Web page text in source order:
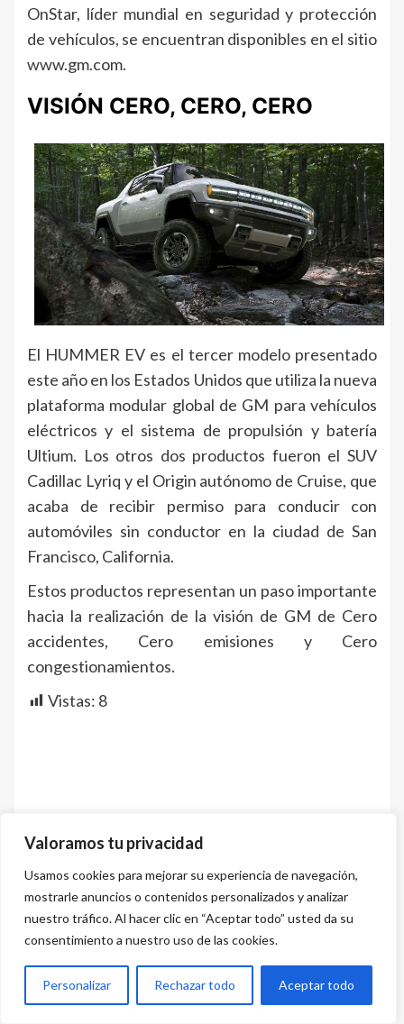
Valoramos tu privacidad
Usamos cookies para mejorar su experiencia de navegación,
mostrarle anuncios o contenidos personalizados y analizar
nuestro tráfico. Al hacer clic en “Aceptar todo” usted da su
consentimiento a nuestro uso de las cookies.
Personalizar Rechazar todo Aceptar todo
OnStar, líder mundial en seguridad y protección
de vehículos, se encuentran disponibles en el sitio
www.gm.com.
VISIÓN CERO, CERO, CERO
El HUMMER EV es el tercer modelo presentado
este año en los Estados Unidos que utiliza la nueva
plataforma modular global de GM para vehículos
eléctricos y el sistema de propulsión y batería
Ultium. Los otros dos productos fueron el SUV
Cadillac Lyriq y el Origin autónomo de Cruise, que
acaba de recibir permiso para conducir con
automóviles sin conductor en la ciudad de San
Francisco, California.
Estos productos representan un paso importante
hacia la realización de la visión de GM de Cero
accidentes, Cero emisiones y Cero
congestionamientos.
Vistas: 8